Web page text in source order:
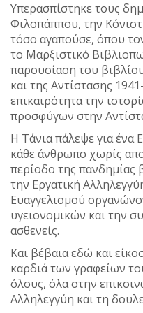
Υπερασπίστηκε τους
Φιλοπάππου, την
τόσο αγαπούσε, όπου
το Μαρξιστικό
παρουσίαση του
και της Αντίστασης
επικαιρότητα την
προσφύγων στην
Η Τάνια πάλεψε για ένα
κάθε άνθρωπο χωρίς
περίοδο της πανδημίας
την Εργατική
Ευαγγελισμού
υγειονομικών και την
ασθενείς.
Και βέβαια εδώ και
καρδιά των γραφείων
όλους, όλα στην
Αλληλεγγύη και τη